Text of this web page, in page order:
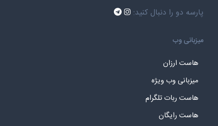
پارسه دو را دنبال کنید:
میزبانی وب
هاست ارزان
میزبانی وب ویژه
هاست ربات تلگرام
هاست رایگان